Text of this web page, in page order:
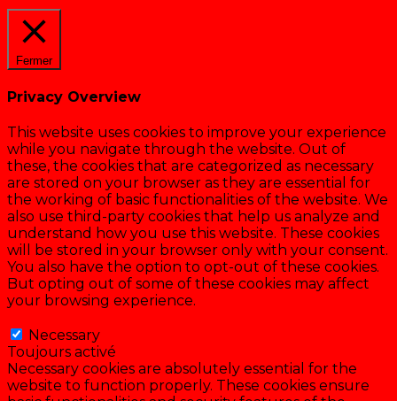
Fermer
Privacy Overview
This website uses cookies to improve your experience
while you navigate through the website. Out of
these, the cookies that are categorized as necessary
are stored on your browser as they are essential for
the working of basic functionalities of the website. We
also use third-party cookies that help us analyze and
understand how you use this website. These cookies
will be stored in your browser only with your consent.
You also have the option to opt-out of these cookies.
But opting out of some of these cookies may affect
your browsing experience.
Necessary
Toujours activé
Necessary cookies are absolutely essential for the
website to function properly. These cookies ensure